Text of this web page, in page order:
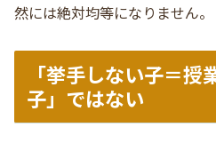
然には絶対均等になりません。
「挙手しない子＝
子」ではない